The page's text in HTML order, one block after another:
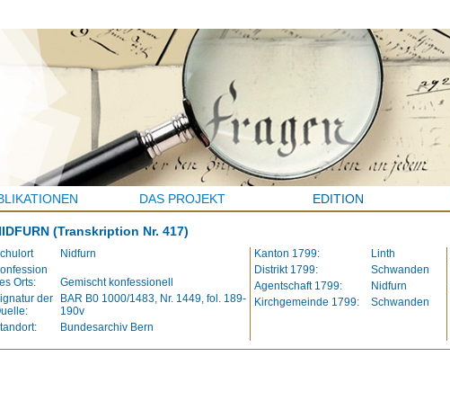
DAS PROJEKT EDITION
(Transkription Nr. 417)
Nidfurn
Orts:
Gemischt konfessionell
der
BAR B0 1000/1483, Nr. 1449, fol. 189-
190v
Bundesarchiv Bern
Kanton 1799:
Linth
Distrikt 1799:
Schwanden
Agentschaft 1799:
Nidfurn
Kirchgemeinde 1799:
Schwanden